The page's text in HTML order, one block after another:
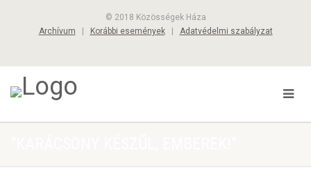
© 2018 Közösségek Háza
Archívum
Korábbi események| Adatvédelmi szabályzat